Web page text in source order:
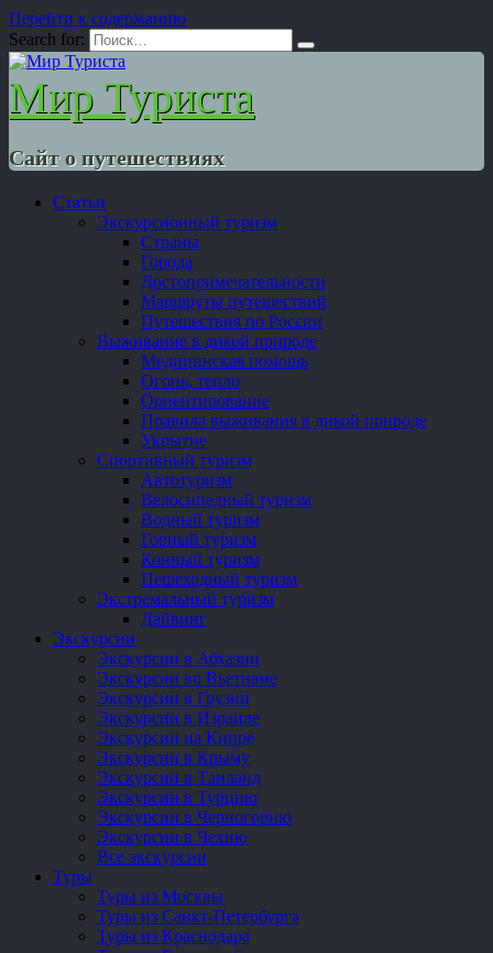
Перейти к содержанию
Search for:
Мир Туриста
Сайт о путешествиях
Статьи
Экскурсионный туризм
Страны
Города
Достопримечательности
Маршруты путешествий
Путешествия по России
Выживание в дикой природе
Медицинская помощь
Огонь, тепло
Ориентирование
Правила выживания в дикой природе
Укрытие
Спортивный туризм
Автотуризм
Велосипедный туризм
Водный туризм
Горный туризм
Конный туризм
Пешеходный туризм
Экстремальный туризм
Дайвинг
Экскурсии
Экскурсии в Абхазии
Экскурсии во Вьетнаме
Экскурсии в Грузии
Экскурсии в Израиле
Экскурсии на Кипре
Экскурсии в Крыму
Экскурсии в Таиланд
Экскурсии в Турцию
Экскурсии в Черногорию
Экскурсии в Чехию
Все экскурсии
Туры
Туры из Москвы
Туры из Санкт-Петербурга
Туры из Краснодара